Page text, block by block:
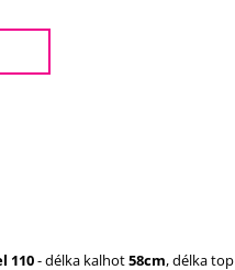
110- délka kalhot58cm, délka top